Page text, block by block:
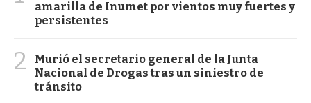
amarilla de Inumet por vientos muy fuertes y
persistentes
2
Murió el secretario general de la Junta
Nacional de Drogas tras un siniestro de
tránsito